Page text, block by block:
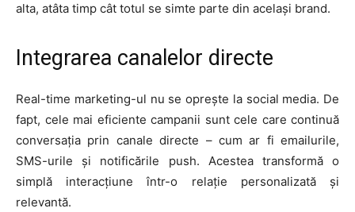
alta, atâta timp cât totul se simte parte din același brand.
Integrarea canalelor directe
Real-time marketing-ul nu se oprește la social media. De
fapt, cele mai eficiente campanii sunt cele care continuă
conversația prin canale directe – cum ar fi emailurile,
SMS-urile și notificările push. Acestea transformă o
simplă interacțiune într-o relație personalizată și
relevantă.